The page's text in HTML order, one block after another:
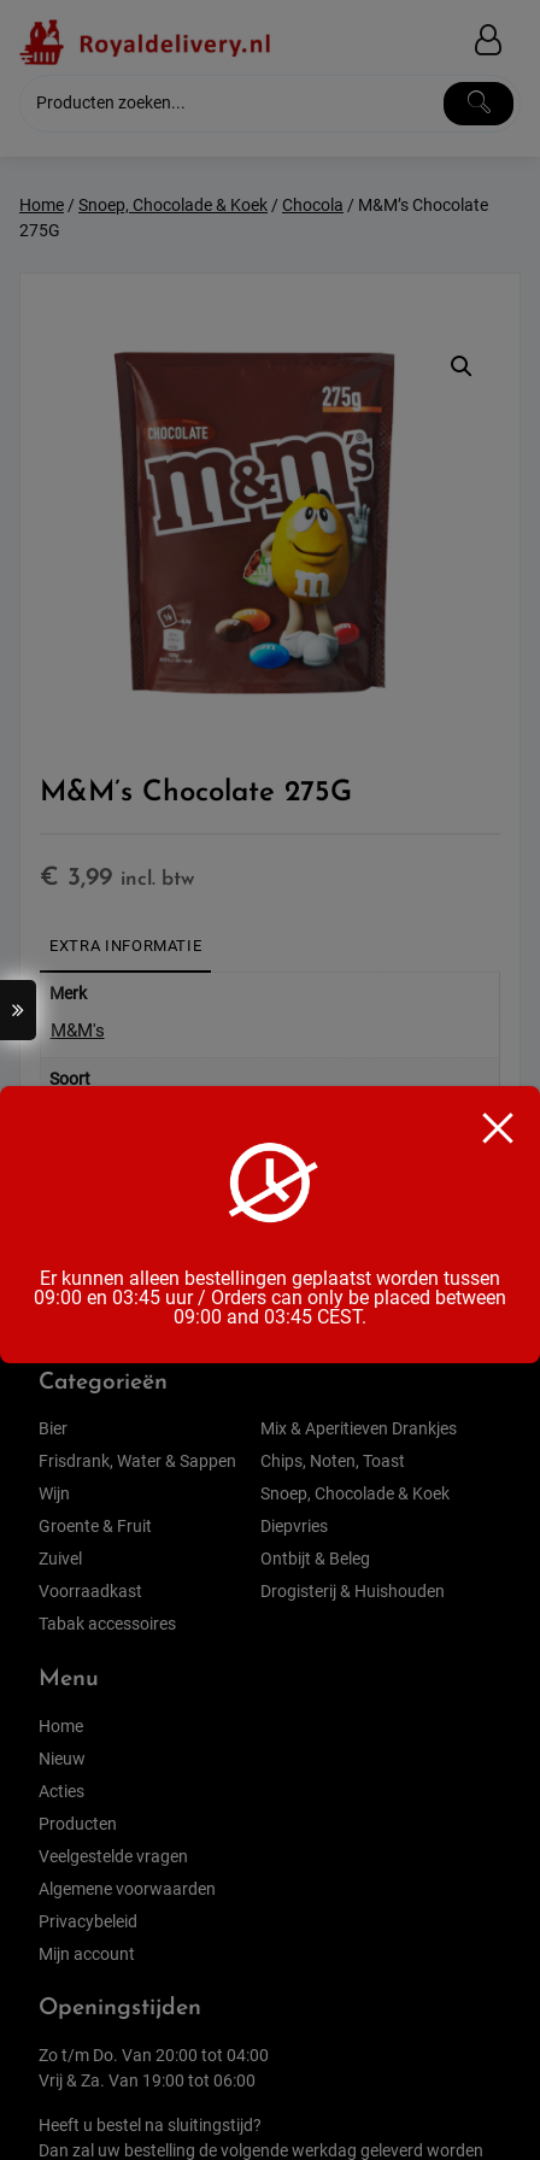
content
Home/ Snoep, Chocolade & Koek/ Chocola / M&M’s Chocolate
275G
M&M’s Chocolate 275G
€ 3,99 incl. btw
EXTRA INFORMATIE
Merk
M&M's
Soort
Categorieën
Bier
Frisdrank, Water & Sappen
Wijn
Groente & Fruit
Zuivel
Voorraadkast
Tabak accessoires
Mix & Aperitieven Drankjes
Chips, Noten, Toast
Snoep, Chocolade & Koek
Diepvries
Ontbijt & Beleg
Drogisterij & Huishouden
Menu
Home
Nieuw
Acties
Producten
Veelgestelde vragen
Algemene voorwaarden
Privacybeleid
Mijn account
Openingstijden
Zo t/m Do. Van 20:00 tot 04:00
Vrij & Za. Van 19:00 tot 06:00
Heeft u bestel na sluitingstijd?
Dan zal uw bestelling de volgende werkdag geleverd worden
Er kunnen alleen bestellingen geplaatst worden tussen
09:00 en 03:45 uur / Orders can only be placed between
09:00 and 03:45 CEST.